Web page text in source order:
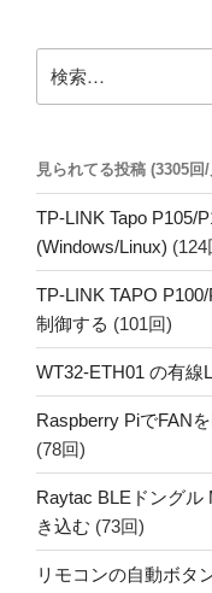
ン
索:
見られてる投稿 (3305回
TP-LINK Tapo P105/
(Windows/Linux) (124
TP-LINK TAPO
制御する (101回)
WT32-ETH01 の有線
Raspberry PiでFAN
(78回)
Raytac BLEドングル
き込む (73回)
リモコンの自動ボタ